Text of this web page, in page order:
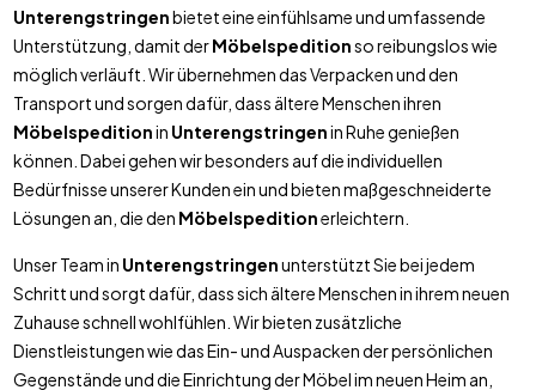
Unterengstringenbietet eine einfühlsame und umfassende
Unterstützung, damit derMöbelspeditionso reibungslos wie
möglich verläuft. Wir übernehmen das Verpacken und den
Transport und sorgen dafür, dass ältere Menschen ihren
Möbelspeditionin Unterengstringenin Ruhe genießen
können. Dabei gehen wir besonders auf die individuellen
Bedürfnisse unserer Kunden ein und bieten maßgeschneiderte
Lösungen an, die den Möbelspeditionerleichtern.
Unser Team in Unterengstringenunterstützt Sie bei jedem
Schritt und sorgt dafür, dass sich ältere Menschen in ihrem neuen
Zuhause schnell wohlfühlen. Wir bieten zusätzliche
Dienstleistungen wie das Ein- und Auspacken der persönlichen
Gegenstände und die Einrichtung der Möbel im neuen Heim an,